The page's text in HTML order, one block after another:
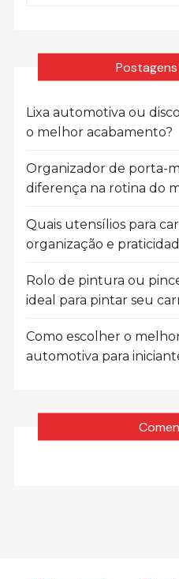
Lixa automotiva ou
o melhor acabamento?
Organizador de porta-
diferença na rotina do
Quais utensílios para
organização e
Rolo de pintura ou
ideal para pintar seu
Como escolher o
automotiva para